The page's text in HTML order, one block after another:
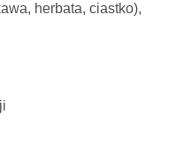
herbata, ciastko),